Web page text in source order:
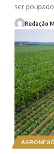
ser
Redação